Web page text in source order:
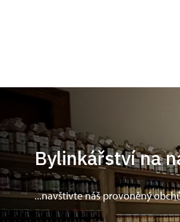
Bylinkářství na
...navštivte náš provoněný